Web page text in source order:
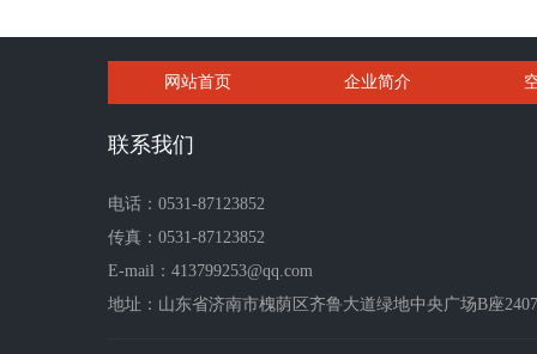
网站首页 企业简介
联系我们
电话：0531-87123852
传真：0531-87123852
E-mail：413799253@qq.com
地址：山东省济南市槐荫区齐鲁大道绿地中央广场B座